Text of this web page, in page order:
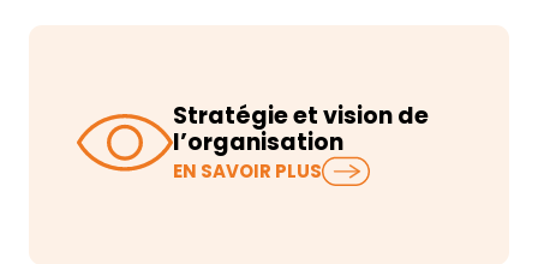
Stratégie et vision de
l’organisation
EN SAVOIR PLUS